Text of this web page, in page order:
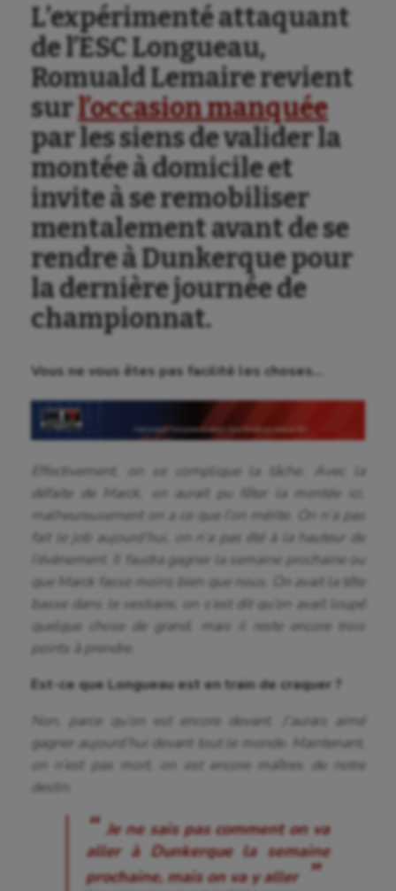
L’expérimenté attaquant
de l’ESC Longueau,
Romuald Lemaire revient
sur l’occasion manquée
par les siens de valider la
montée à domicile et
invite à se remobiliser
mentalement avant de se
rendre à Dunkerque pour
la dernière journée de
championnat.
Vous ne vous êtes pas facilité les choses…
Effectivement, on se complique la tâche. Avec la
défaite de Marck, on aurait pu fêter la montée ici,
malheureusement on a ce que l’on mérite. On n’a pas
fait le job aujourd’hui, on n’a pas été à la hauteur de
l’évènement. Il faudra gagner la semaine prochaine ou
que Marck fasse moins bien que nous. On avait la tête
basse dans le vestiaire, on s’est dit qu’on avait loupé
quelque chose de grand, mais il reste encore trois
points à prendre.
Est-ce que Longueau est en train de craquer ?
Non, parce qu’on est encore devant. J’aurais aimé
gagner aujourd’hui devant tout le monde. Maintenant,
on n’est pas mort, on est encore maîtres de notre
destin.
Je ne sais pas comment on va
aller à Dunkerque la semaine
prochaine, mais on va y aller